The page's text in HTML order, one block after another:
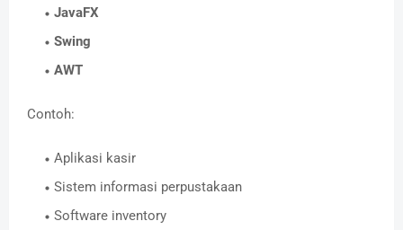
JavaFX
Swing
AWT
Contoh:
Aplikasi kasir
Sistem informasi perpustakaan
Software inventory